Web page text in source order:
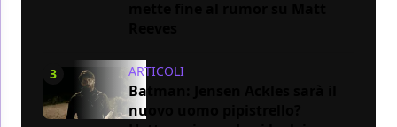
3 ARTICOLI
Batman: Jensen Ackles sarà il
nuovo uomo pipistrello?